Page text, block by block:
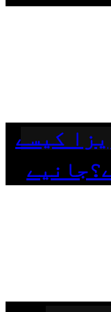
کیسے